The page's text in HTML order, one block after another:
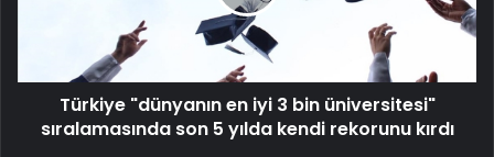
sıralamasında
son
yılda
Türkiye "dünyanın en iyi 3 bin üniversitesi"
sıralamasında son 5 yılda kendi rekorunu kırdı